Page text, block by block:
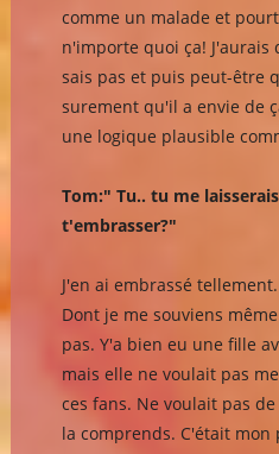
comme un malade et
n'importe quoi ça!
sais pas et puis peut-être
surement qu'il a envie de
une logique plausible
Tom:" Tu.. tu me
t'embrasser?"
J'en ai embrassé
Dont je me souviens
pas. Y'a bien eu une fille
mais elle ne voulait pas
ces fans. Ne voulait pas
la comprends. C'était